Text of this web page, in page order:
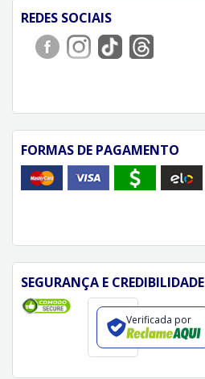
REDES SOCIAIS
FORMAS DE PAGAMENTO
SEGURANÇA E CREDIBILIDADE
Verificada por